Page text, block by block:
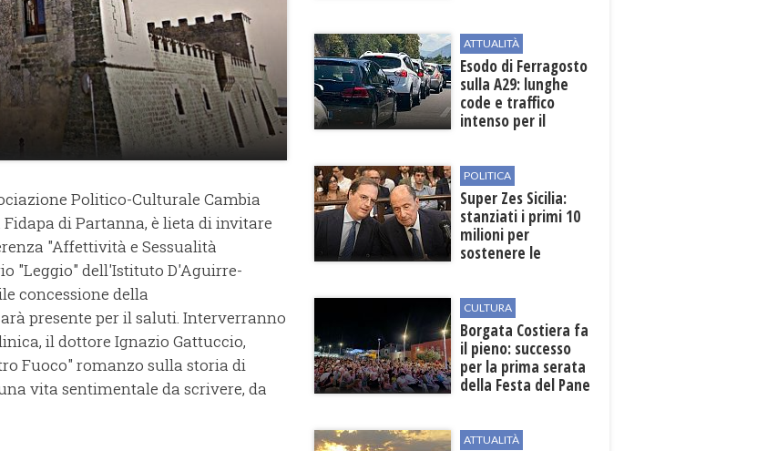
Politico-Culturale Cambia
di Partanna, è lieta di invitare
"Affettività e Sessualità
"Leggio" dell'Istituto D'Aguirre-
concessione della
presente per il saluti. Interverranno
il dottore Ignazio Gattuccio,
Fuoco" romanzo sulla storia di
vita sentimentale da scrivere, da
ATTUALITÀ
Esodo di Ferragosto
sulla A29: lunghe
code e traffico
intenso per il
POLITICA
Super Zes Sicilia:
stanziati i primi 10
milioni per
sostenere le
CULTURA
​Borgata Costiera fa
il pieno: successo
per la prima serata
della Festa del Pane
ATTUALITÀ